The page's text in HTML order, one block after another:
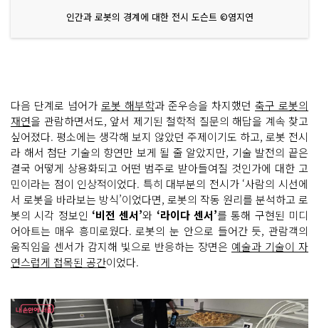
인간과 로봇의 경계에 대한 전시 도슨트 ©염지연
다음 단계로 넘어가 로봇 해부학과 준우승을 차지했던 축구 로봇의
재연을 관람하면서도, 앞서 제기된 철학적 질문의 해답을 계속 찾고
싶어졌다. 평소에는 생각해 보지 않았던 주제이기도 하고, 로봇 전시
라 해서 첨단 기술의 향연만 보게 될 줄 알았지만, 기술 발전의 끝은
결국 어떻게 상용화되고 어떤 범주로 받아들여질 것인가에 대한 고
민이라는 점이 인상적이었다. 특히 대부분의 전시가 ‘사람의 시선에
서 로봇을 바라보는 방식’이었다면, 로봇의 작동 원리를 분석하고 로
봇의 시각 정보인 ‘비전 센서’와 ‘라이다 센서’를 통해 구현된 미디
어아트는 매우 흥미로웠다. 로봇의 눈 안으로 들어간 듯, 관람객의
움직임을 센서가 감지해 빛으로 반응하는 장면은 예술과 기술이 자
연스럽게 접목된 공간이었다.